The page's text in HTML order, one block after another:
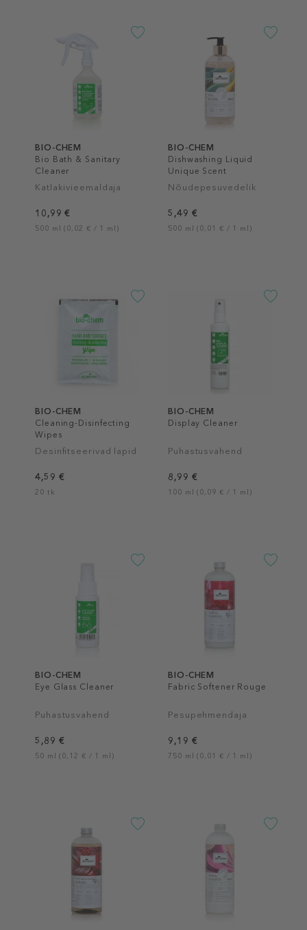
BIO-CHEM
Bio Bath & Sanitary
Cleaner
Katlakivieemaldaja
10,99 €
500 ml (0,02 € / 1 ml)
BIO-CHEM
Dishwashing Liquid
Unique Scent
Nõudepesuvedelik
5,49 €
500 ml (0,01 € / 1 ml)
BIO-CHEM
Cleaning-Disinfecting
Wipes
Desinfitseerivad lapid
4,59 €
20 tk
BIO-CHEM
Display Cleaner
Puhastusvahend
8,99 €
100 ml (0,09 € / 1 ml)
BIO-CHEM
Eye Glass Cleaner
Puhastusvahend
5,89 €
50 ml (0,12 € / 1 ml)
BIO-CHEM
Fabric Softener Rouge
Pesupehmendaja
9,19 €
750 ml (0,01 € / 1 ml)